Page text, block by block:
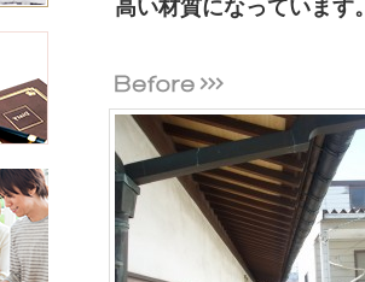
高い材質になっています。